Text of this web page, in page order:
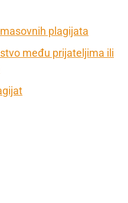
plagijata
među prijateljima ili